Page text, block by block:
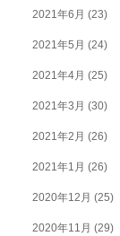
2021年6月 (23)
2021年5月 (24)
2021年4月 (25)
2021年3月 (30)
2021年2月 (26)
2021年1月 (26)
2020年12月 (25)
2020年11月 (29)